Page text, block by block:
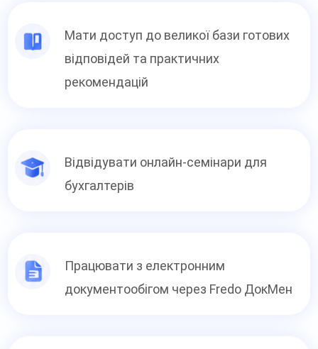
Мати доступ до великої бази готових
відповідей та практичних
рекомендацій
Відвідувати онлайн-семінари для
бухгалтерів
Працювати з електронним
документообігом через Fredo ДокМен